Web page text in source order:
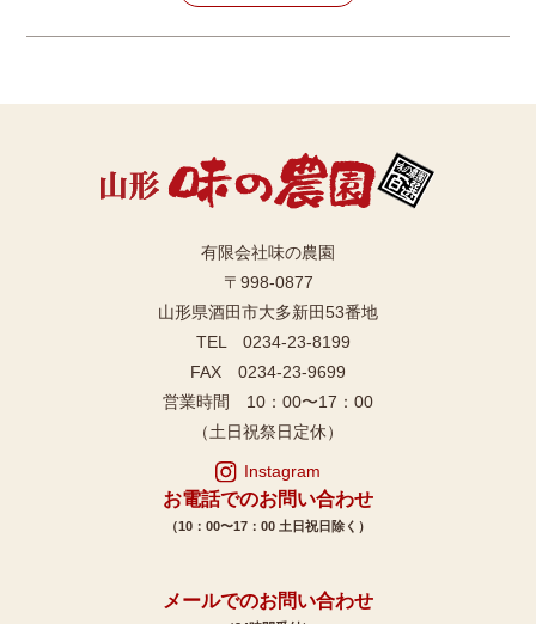
有限会社味の農園
〒998-0877
山形県酒田市大多新田53番地
TEL 0234-23-8199
FAX 0234-23-9699
営業時間 10：00〜17：00
（土日祝祭日定休）
Instagram
お電話でのお問い合わせ
（10：00〜17：00 土日祝日除く）
メールでのお問い合わせ